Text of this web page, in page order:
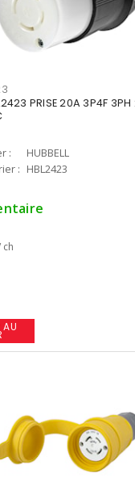
PRISE 20A 3P4F
:
HUBBELL
: HBL2423
ch
AU